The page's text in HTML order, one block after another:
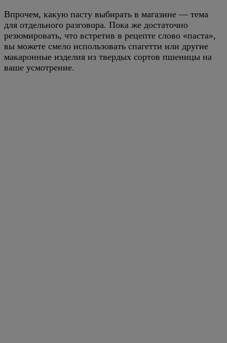
Впрочем, какую пасту выбирать в магазине — тема
для отдельного разговора. Пока же достаточно
резюмировать, что встретив в рецепте слово «паста»,
вы можете смело использовать спагетти или другие
макаронные изделия из твердых сортов пшеницы на
ваше усмотрение.